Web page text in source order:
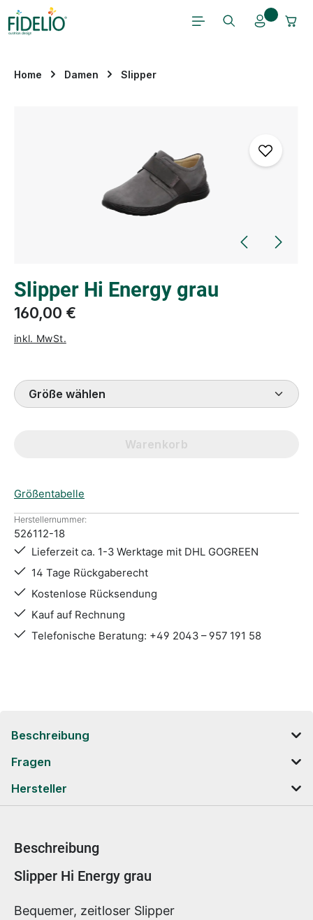
Zum Hauptinhalt springen
Home Damen Slipper
Slipper Hi Energy grau
160,00 €
inkl. MwSt.
Größe wählen
Warenkorb
Größentabelle
Herstellernummer:
526112-18
Lieferzeit ca. 1-3 Werktage mit DHL GOGREEN
14 Tage Rückgaberecht
Kostenlose Rücksendung
Kauf auf Rechnung
Telefonische Beratung: +49 2043 – 957 191 58
Beschreibung
Fragen
Hersteller
Beschreibung
Produktinformationen
Slipper Hi Energy grau
Bequemer, zeitloser Slipper